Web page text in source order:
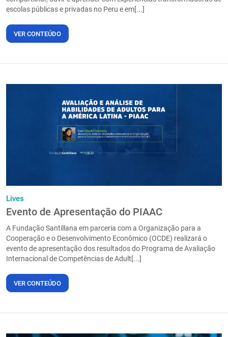
escolas públicas e privadas no Peru e em[...]
VER CONTEÚDO
Lives
Evento de Apresentação do PIAAC
A Fundação Santillana em parceria com a Organização para a
Cooperação e o Desenvolvimento Econômico (OCDE) realizará o
evento de apresentação dos resultados do Programa de Avaliação
Internacional de Competências de Adult[...]
VER CONTEÚDO